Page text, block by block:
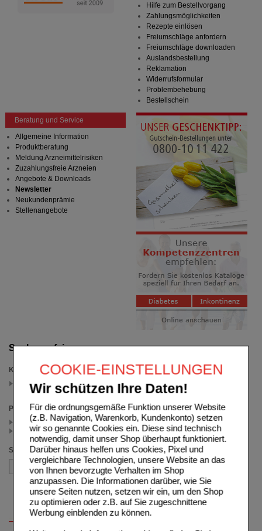
COOKIE-EINSTELLUNGEN
Wir schützen Ihre Daten!
Für die ordnungsgemäße Funktion unserer Website
(z.B. Navigation, Warenkorb, Kundenkonto) setzen
wir so genannte Cookies ein. Diese sind technisch
notwendig, damit unser Shop überhaupt funktioniert.
Darüber hinaus helfen uns Cookies, Pixel und
vergleichbare Technologien, unsere Website an das
von Ihnen bevorzugte Verhalten im Shop
anzupassen. Die Informationen darüber, wie Sie
unsere Seiten nutzen, setzen wir ein, um den Shop
zu optimieren oder z.B. auf Sie zugeschnittene
Werbung einblenden zu können.
Suche verfeinern
Kategorien
Omnival
(auswahl entfernen)
Preis
< 35.00 (2)
>= 35.00 (1)
Sortieren nach
Hilfe zum Bestellvorgang
Zahlungsmöglichkeiten
Rezepte einlösen
Freiumschläge anfordern
Freiumschläge downloaden
Auslandsbestellung
Reklamation
Widerrufsformular
Problembehebung
Bestellschein
Beratung und Service
Allgemeine Information
Produktberatung
Meldung Arzneimittelrisiken
Zuzahlungsfreie Arzneien
Angebote & Downloads
Newsletter
Neukundenprämie
Stellenangebote